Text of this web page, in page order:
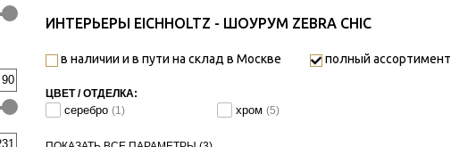
ИНТЕРЬЕРЫ EICHHOLTZ - ШОУРУМ ZEBRA CHIC
в наличии и в пути на склад в Москве полный ассортимент
ЦВЕТ / ОТДЕЛКА:
серебро (1) хром (5)